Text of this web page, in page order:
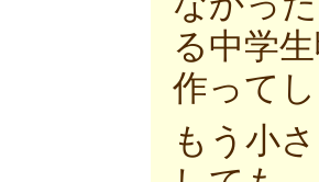
る中学
作って
もう小